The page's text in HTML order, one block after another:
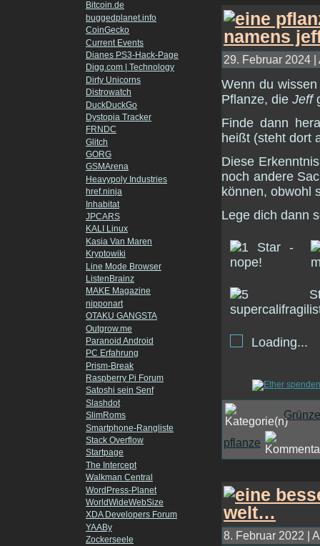
Bitcoin.de
buggedplanet.info
CoinGecko
Current Events
Dianes PS3-Hack-Page
Digg.com | Technology
Dirty Unicorns
Distrowatch
DuckDuckGo
Dystopia Tracker
FRNDC
Glitch
GORG
GSMArena
Heavypoly Industries
href.ninja
Inhabitat
JPCARS
KALI Linux
Kasia Van Maren
Kryptowiki
Line Mode Browser
ListenBrainz
MAKE Magazine
nipponart
OTAKU GANGSTA
Outgrow.me
Paranoid Android
PC Erfahrung
Prism-Break
Raspberry Pi Forum
Satoshi sein Senf
Slashdot
SlimRoms
Smartphone-Rangliste
Stack Overflow
Startpage
The Intercept
Walkman Central
WordPress-Planet
WorldWideWebSize
XDA Developers Forum
YAABy
Zockerseele
29. Februar 2024
Wenn du
Pflanze, die Jeff
Finde dann
heißt (steht dort
Diese
noch andere
können, obwohl
Lege dich dann
Loading...
pflanze
8. Februar 2022 |